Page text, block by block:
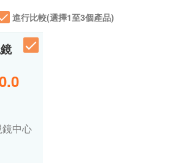
組成，一系列無壓力的內視鏡檢查服
統、週全設備與配套，盡是為您提供
及舒適的檢查環境。本中心遵從嚴格
生配套、藥物劑量、無菌消毒、傳染
級別處理，並由醫護人員確保程序的
外，套餐式收費透明公開，讓病人清
與收費細明。
可於休息室放鬆稍息，於數個小時內
必須經醫生評估是否適合進行。如醫
合進行內視鏡檢查，本中心將收取港幣
診症費，餘額將退回客戶。
最終價格以檢查後結果（即檢查過程中
活組織的數量）而定，客戶將檢查後
差額。
身體健康出現任何疾病徵兆時，應立即
– 1:00p.m.
： 休息
進行比較(選擇1至3個產品)
中心